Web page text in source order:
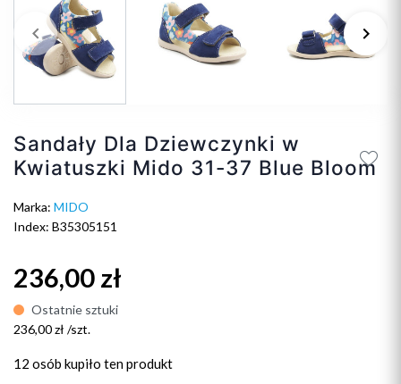
Poprzedni
keyboard_arrow_left keyboard_arrow_right
Sandały Dla Dziewczynki w
Kwiatuszki Mido 31-37 Blue Bloom
Marka: MIDO
Index: B35305151
236,00 zł
Ostatnie sztuki
236,00 zł /szt.
12 osób kupiło ten produkt